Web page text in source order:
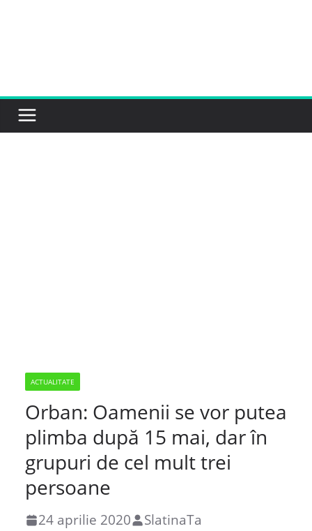
ACTUALITATE
Orban: Oamenii se vor putea
plimba după 15 mai, dar în
grupuri de cel mult trei
persoane
24 aprilie 2020 SlatinaTa